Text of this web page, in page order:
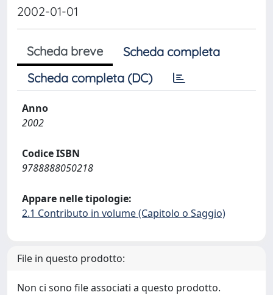
2002-01-01
Scheda breve
Scheda completa
Scheda completa (DC)
Anno
2002
Codice ISBN
9788888050218
Appare nelle tipologie:
2.1 Contributo in volume (Capitolo o Saggio)
File in questo prodotto:
Non ci sono file associati a questo prodotto.